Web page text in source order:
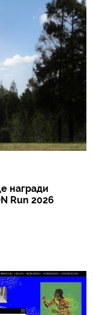
награди
Run 2026